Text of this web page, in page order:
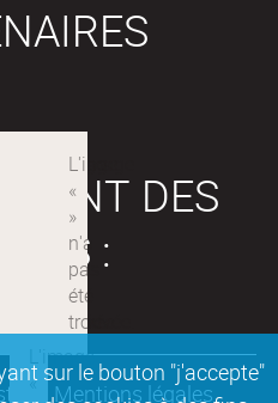
sur le bouton "j'accepte"
SONT DES
:
Mentions légales